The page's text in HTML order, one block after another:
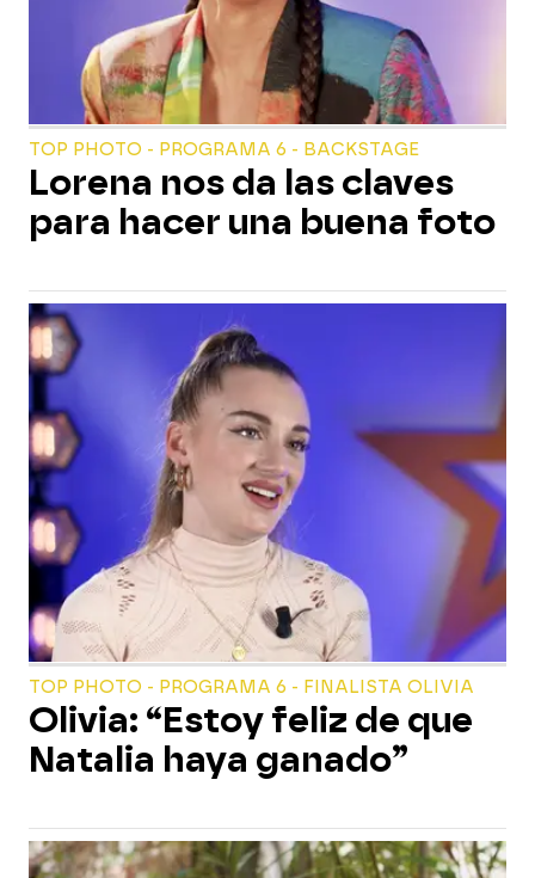
TOP PHOTO - PROGRAMA 6 - BACKSTAGE
Lorena nos da las claves
para hacer una buena foto
TOP PHOTO - PROGRAMA 6 - FINALISTA OLIVIA
Olivia: “Estoy feliz de que
Natalia haya ganado”